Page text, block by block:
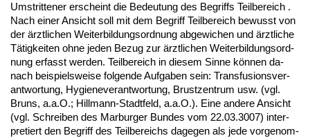
Um­strit­te­ner er­scheint die Be­deu­tung des Be­griffs Teil­be­reich .
Nach ei­ner An­sicht soll mit dem Be­griff Teil­be­reich be­wusst von
der ärzt­li­chen Wei­ter­bil­dungs­ord­nung ab­ge­wi­chen und ärzt­li­che
Tätig­kei­ten oh­ne je­den Be­zug zur ärzt­li­chen Wei­ter­bil­dungs­ord­
nung er­fasst wer­den. Teil­be­reich in die­sem Sin­ne können da­
nach bei­spiels­wei­se fol­gen­de Auf­ga­ben sein: Trans­fu­si­ons­ver­
ant­wor­tung, Hy­gie­ne­ver­ant­wor­tung, Brust­zen­trum usw. (vgl.
Bruns, a.a.O.; Hill­mann-Stadt­feld, a.a.O.). Ei­ne an­de­re An­sicht
(vgl. Schrei­ben des Mar­bur­ger Bun­des vom 22.03.3007) in­ter­
pre­tiert den Be­griff des Teil­be­reichs da­ge­gen als je­de vor­ge­nom­